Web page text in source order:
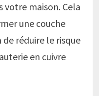
votre maison. Cela
une couche
réduire le risque
en cuivre